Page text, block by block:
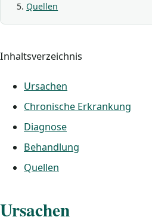
Quellen
Inhaltsverzeichnis
Ursachen
Chronische Erkrankung
Diagnose
Behandlung
Quellen
Ursachen